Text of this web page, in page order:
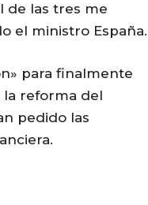
de las tres me
el ministro España.
para finalmente
la reforma del
pedido las